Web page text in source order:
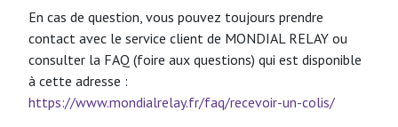
En cas de question, vous pouvez toujours prendre
contact avec le service client de MONDIAL RELAY ou
consulter la FAQ (foire aux questions) qui est disponible
à cette adresse :
https://www.mondialrelay.fr/faq/recevoir-un-colis/